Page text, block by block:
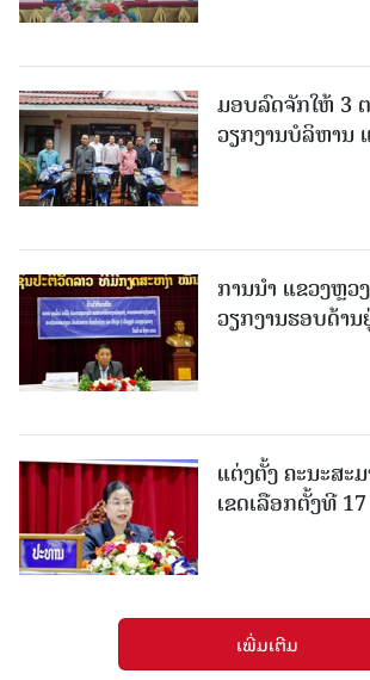
ມອບລົດຈັກໃຫ້ 3
ວຽກງານບໍລິຫານ
ການນຳ ແຂວງຫຼວ
ວຽກງານຮອບດ້ານ
ແຕ່ງຕັ້ງ ຄະນະສະ
ເຂດເລືອກຕັ້ງທີ
ເພີ່ມເຕີມ